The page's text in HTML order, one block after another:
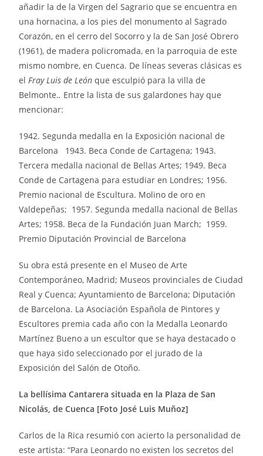
añadir la de la Virgen del Sagrario que se encuentra en
una hornacina, a los pies del monumento al Sagrado
Corazón, en el cerro del Socorro y la de San José Obrero
(1961), de madera policromada, en la parroquia de este
mismo nombre, en Cuenca. De líneas severas clásicas es
el Fray Luis de Leónque esculpió para la villa de
Belmonte.. Entre la lista de sus galardones hay que
mencionar:
1942. Segunda medalla en la Exposición nacional de
Barcelona 1943. Beca Conde de Cartagena; 1943.
Tercera medalla nacional de Bellas Artes; 1949. Beca
Conde de Cartagena para estudiar en Londres; 1956.
Premio nacional de Escultura. Molino de oro en
Valdepeñas; 1957. Segunda medalla nacional de Bellas
Artes; 1958. Beca de la Fundación Juan March; 1959.
Premio Diputación Provincial de Barcelona
Su obra está presente en el Museo de Arte
Contemporáneo, Madrid; Museos provinciales de Ciudad
Real y Cuenca; Ayuntamiento de Barcelona; Diputación
de Barcelona. La Asociación Española de Pintores y
Escultores premia cada año con la Medalla Leonardo
Martínez Bueno a un escultor que se haya destacado o
que haya sido seleccionado por el jurado de la
Exposición del Salón de Otoño.
La bellísima Cantarera situada en la Plaza de San
Nicolás, de Cuenca [Foto José Luis Muñoz]
Carlos de la Rica resumió con acierto la personalidad de
este artista: “Para Leonardo no existen los secretos del